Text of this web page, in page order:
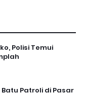
Polisi Temui
Patroli di Pasar